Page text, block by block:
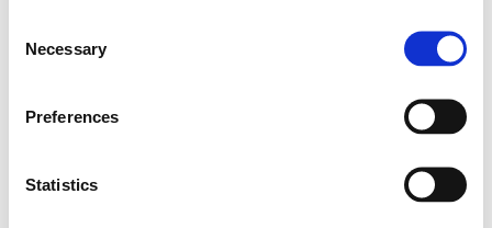
Necessary
Preferences
Statistics
DNA